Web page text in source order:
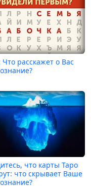
Что расскажет о Вас
что карты Таро
что скрывает Ваше